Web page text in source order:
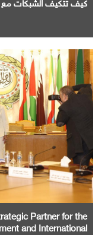
Partner for the
and International